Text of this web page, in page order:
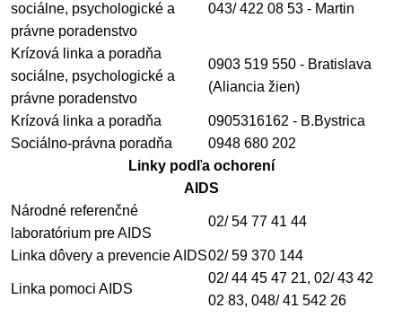
sociálne, psychologické a
právne poradenstvo
043/ 422 08 53 - Martin
Krízová linka a poradňa
sociálne, psychologické a
právne poradenstvo
0903 519 550 - Bratislava
(Aliancia žien)
Krízová linka a poradňa
0905316162 - B.Bystrica
Sociálno-právna poradňa
0948 680 202
Linky podľa ochorení
AIDS
Národné referenčné
laboratórium pre AIDS
02/ 54 77 41 44
Linka dôvery a prevencie AIDS02/ 59 370 144
Linka pomoci AIDS
02/ 44 45 47 21, 02/ 43 42
02 83, 048/ 41 542 26